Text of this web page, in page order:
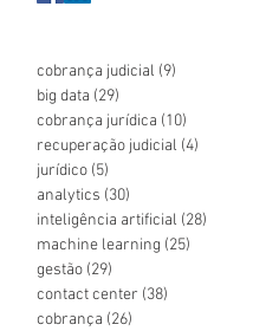
cobrança judicial (9)
big data (29)
cobrança jurídica (10)
recuperação judicial (4)
jurídico (5)
analytics (30)
inteligência artificial (28)
machine learning (25)
gestão (29)
contact center (38)
cobrança (26)